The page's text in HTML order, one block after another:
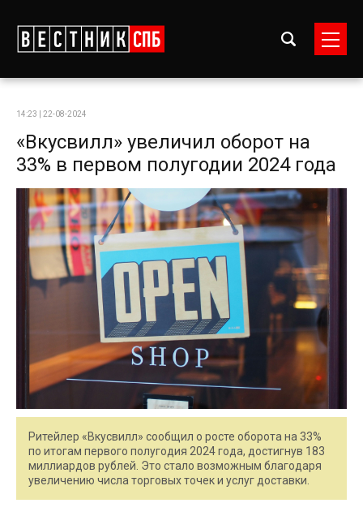
14:23 | 22-08-2024
«Вкусвилл» увеличил оборот на
33% в первом полугодии 2024 года
Ритейлер «Вкусвилл» сообщил о росте оборота на 33%
по итогам первого полугодия 2024 года, достигнув 183
миллиардов рублей. Это стало возможным благодаря
увеличению числа торговых точек и услуг доставки.